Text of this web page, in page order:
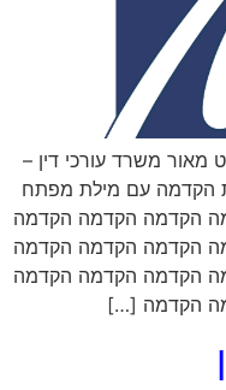
משרד עורכי דין –
הקדמה עם מילת מפתח
הקדמה הקדמה הקדמה
הקדמה הקדמה הקדמה
הקדמה הקדמה הקדמה
הקדמה […]